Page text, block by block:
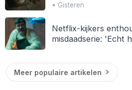
• Gisteren
Netflix-kijkers
misdaadserie: 'Echt
Meer populaire artikelen